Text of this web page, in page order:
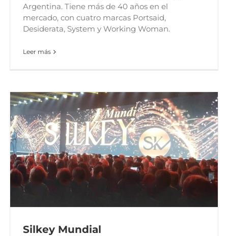
Argentina. Tiene más de 40 años en el
mercado, con cuatro marcas Portsaid,
Desiderata, System y Working Woman.
Leer más
Silkey Mundial